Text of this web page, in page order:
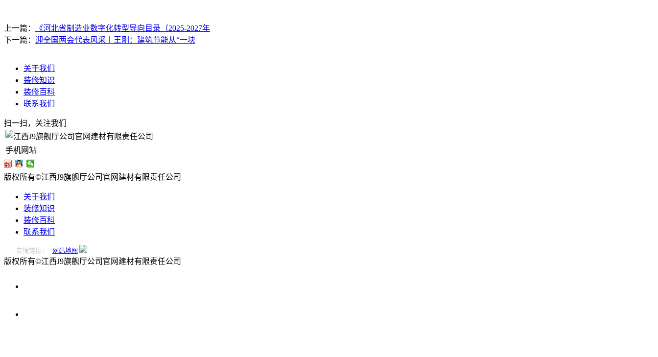
上一篇：
《河北省制造业数字化转型导向目录（2025-2027年
下一篇： 迎全国两会代表风采丨王刚：建筑节能从“一块
关于我们
装修知识
装修百科
联系我们
扫一扫，关注我们
手机网站
版权所有©江西J9旗舰厅公司官网建材有限责任公司
关于我们
装修知识
装修百科
联系我们
友情链接： 网站地图
版权所有©江西J9旗舰厅公司官网建材有限责任公司